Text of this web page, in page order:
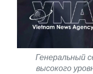
Генеральный
высокого